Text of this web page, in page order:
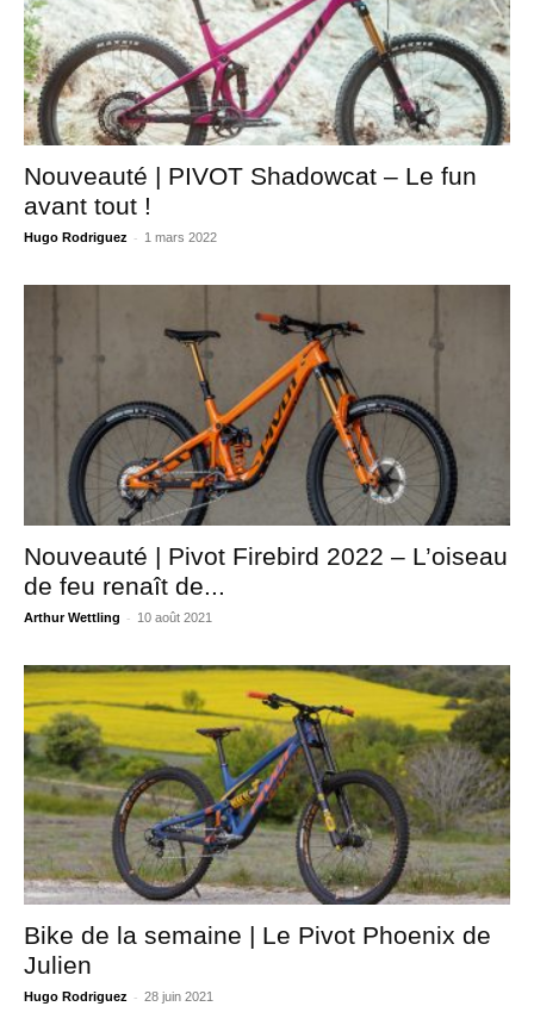
Nouveauté | PIVOT Shadowcat – Le fun
avant tout !
Hugo Rodriguez - 1 mars 2022
Nouveauté | Pivot Firebird 2022 – L’oiseau
de feu renaît de...
Arthur Wettling - 10 août 2021
Bike de la semaine | Le Pivot Phoenix de
Julien
Hugo Rodriguez - 28 juin 2021